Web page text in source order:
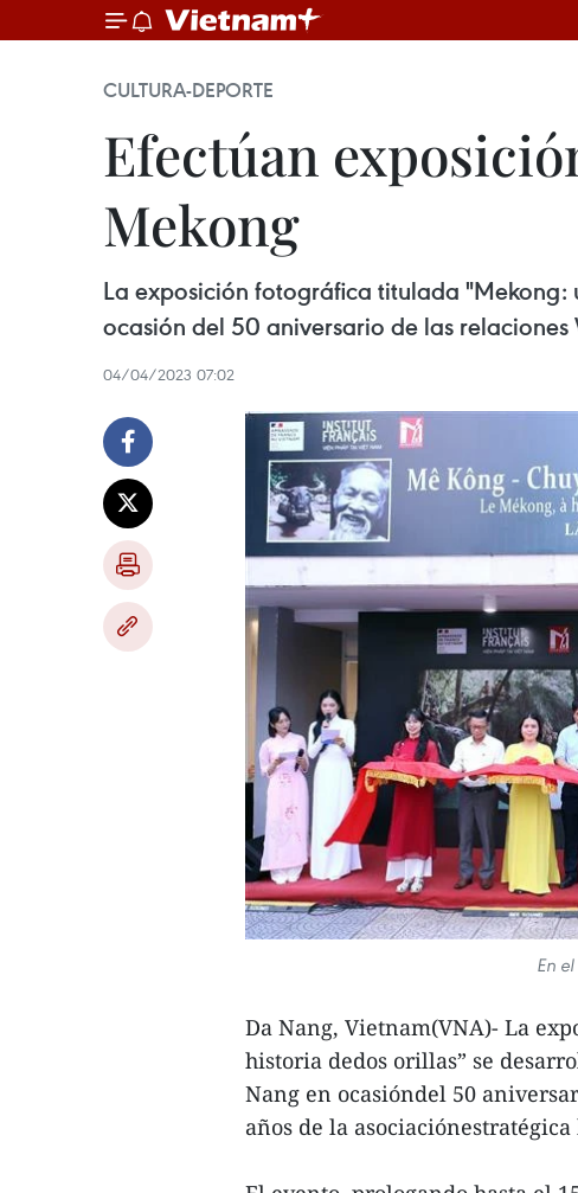
CULTURA-DEPORTE
Efectúan
Mekong
La exposición fotográfica titulada
ocasión del 50 aniversario de las
04/04/2023 07:02
En
Da Nang, Vietnam(VNA)- La
historia dedos orillas” se
Nang en ocasióndel 50
años de la